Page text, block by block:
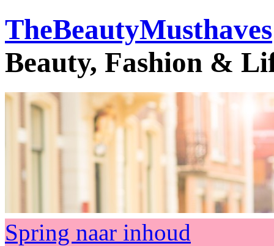
TheBeautyMusthaves
Beauty, Fashion &
Spring naar inhoud